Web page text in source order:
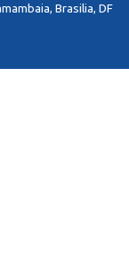
Brasilia, DF